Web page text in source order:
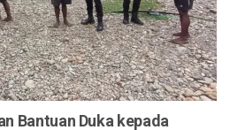
Bantuan Duka kepada